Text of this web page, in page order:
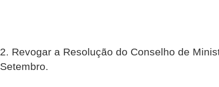
2. Revogar a Resolução do Conselho de
Setembro.